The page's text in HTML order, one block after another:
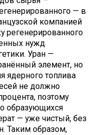
— в
компанией
регенерированного
нужд
Уран —
элемент, но
ядерного топлива
не должно
поэтому
образующихся
— уже чистый, без
Таким образом,